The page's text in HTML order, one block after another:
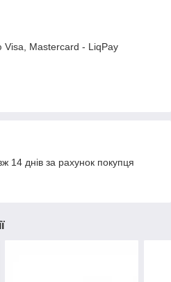
Visa, Mastercard - LiqPay
14 днів за рахунок покупця